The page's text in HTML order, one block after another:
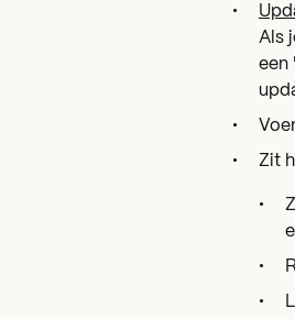
Als
een
Zit